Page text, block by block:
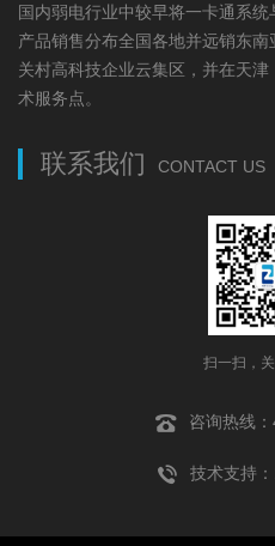
国内弱电行业中较早将一卡通系
产品销售分布全国各地并远销东
关村高科技企业云集区，并在天
术服务点。
联系我们 CONTACT US
扫一扫，
咨询热线
技术支持